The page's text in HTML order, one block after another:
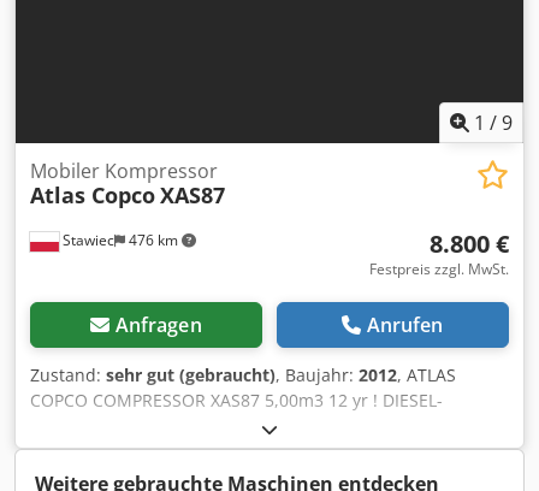
1 /9
Stawiec 476 km
Mobiler Kompressor
Atlas CopcoXAS87
8.800 €
Festpreis zzgl. MwSt.
Anfragen Anrufen
Zustand: sehr gut (gebraucht), Baujahr: 2012, ATLAS
COPCO COMPRESSOR XAS87 5,00m3 12 yr ! DIESEL-
Kompressor ATLAS COPCO XAS87 Maschine nach dem
Service Technische Daten: Leistung 5,00 m3/min;
Betriebsdruck 7 Bar; Jahr der Herstellung 2012; Motor;
Weitere gebrauchte Maschinen entdecken